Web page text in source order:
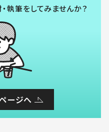
執筆をしてみませんか？
ージへ